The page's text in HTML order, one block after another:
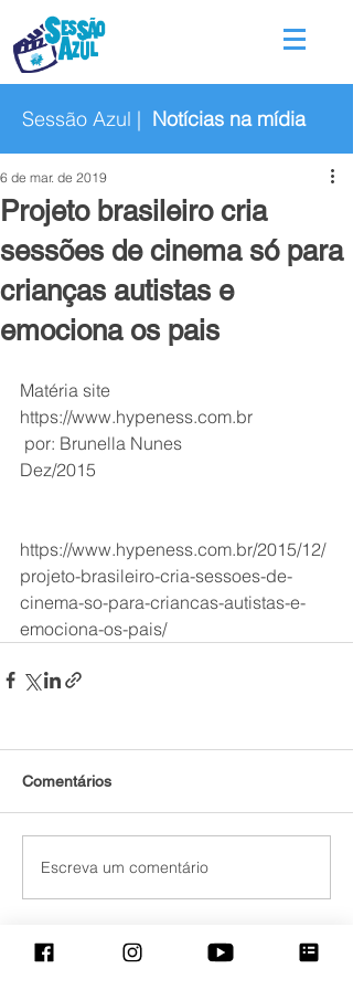
Sessão Azul | Notícias na mídia
Projeto brasileiro cria
sessões de cinema só para
crianças autistas e
emociona os pais
6 de mar. de 2019
Matéria site
https://www.hypeness.com.br
por: Brunella Nunes
Dez/2015
https://www.hypeness.com.br/2015/12/
projeto-brasileiro-cria-sessoes-de-
cinema-so-para-criancas-autistas-e-
emociona-os-pais/
Comentários
Escreva um comentário